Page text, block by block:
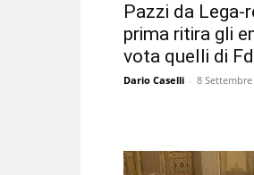
Pazzi da Lega-
prima ritira gli
vota quelli di
Dario Caselli - 8 Settembre